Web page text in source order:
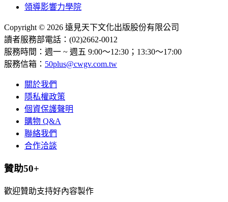
領導影響力學院
Copyright © 2026 遠見天下文化出版股份有限公司
讀者服務部電話：(02)2662-0012
服務時間：週一 ~ 週五 9:00～12:30；13:30～17:00
服務信箱： 50plus@cwgv.com.tw
關於我們
隱私權政策
個資保護聲明
購物 Q&A
聯絡我們
合作洽談
贊助50+
歡迎贊助支持好內容製作